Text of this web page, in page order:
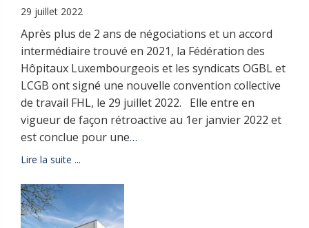
29 juillet 2022
Après plus de 2 ans de négociations et un accord
intermédiaire trouvé en 2021, la Fédération des
Hôpitaux Luxembourgeois et les syndicats OGBL et
LCGB ont signé une nouvelle convention collective
de travail FHL, le 29 juillet 2022. Elle entre en
vigueur de façon rétroactive au 1er janvier 2022 et
est conclue pour une…
Lire la suite ...